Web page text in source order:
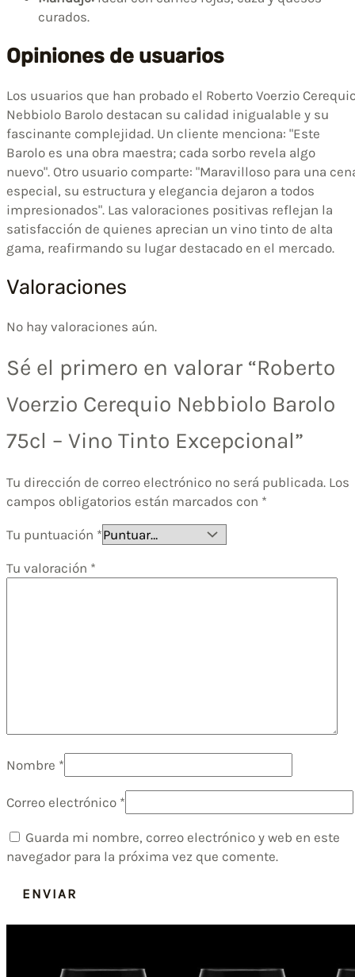
curados.
Opiniones de usuarios
Los usuarios que han probado el Roberto Voerzio
Nebbiolo Barolo destacan su calidad inigualable y su
fascinante complejidad. Un cliente menciona: "Este
Barolo es una obra maestra; cada sorbo revela algo
nuevo". Otro usuario comparte: "Maravilloso para una
especial, su estructura y elegancia dejaron a todos
impresionados". Las valoraciones positivas reflejan la
satisfacción de quienes aprecian un vino tinto de alta
gama, reafirmando su lugar destacado en el mercado.
Valoraciones
No hay valoraciones aún.
Sé el primero en valorar “Roberto
Voerzio Cerequio Nebbiolo Barolo
75cl – Vino Tinto Excepcional”
Tu dirección de correo electrónico no será publicada. Los
campos obligatorios están marcados con *
Tu puntuación *
Tu valoración *
Nombre *
Correo electrónico *
Guarda mi nombre, correo electrónico y web en este
navegador para la próxima vez que comente.